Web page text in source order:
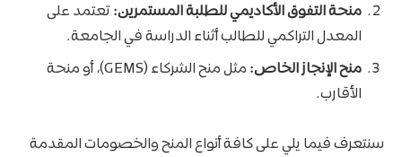
منحة التفوق الأكاديمي للطلبة المستمرين:تعتمد على
المعدل التراكمي للطالب أثناء الدراسة في الجامعة.
منح الإنجاز الخاص:
مثل منح الشركاء (GEMS)، أو منحة
الأقارب.
سنتعرف فيما يلي على كافة أنواع المنح والخصومات المقدمة